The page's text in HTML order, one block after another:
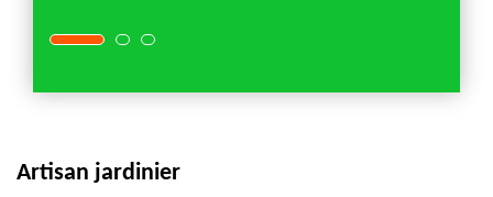
Artisan jardinier